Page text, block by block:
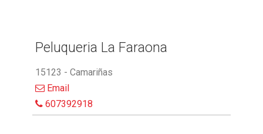
Peluqueria La Faraona
15123 - Camariñas
Email
607392918